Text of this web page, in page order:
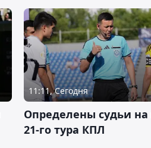
11:11, Сегодня
Определены судьи
21-го тура КПЛ